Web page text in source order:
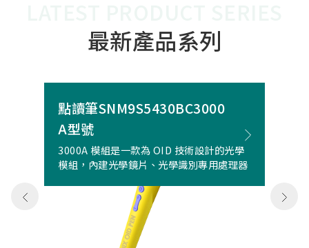
最新產品系列
點讀筆SNM9S5430BC3000
A型號
3000A 模組是一款為 OID 技術設計的光學
模組，內建光學鏡片、光學識別專用處理器